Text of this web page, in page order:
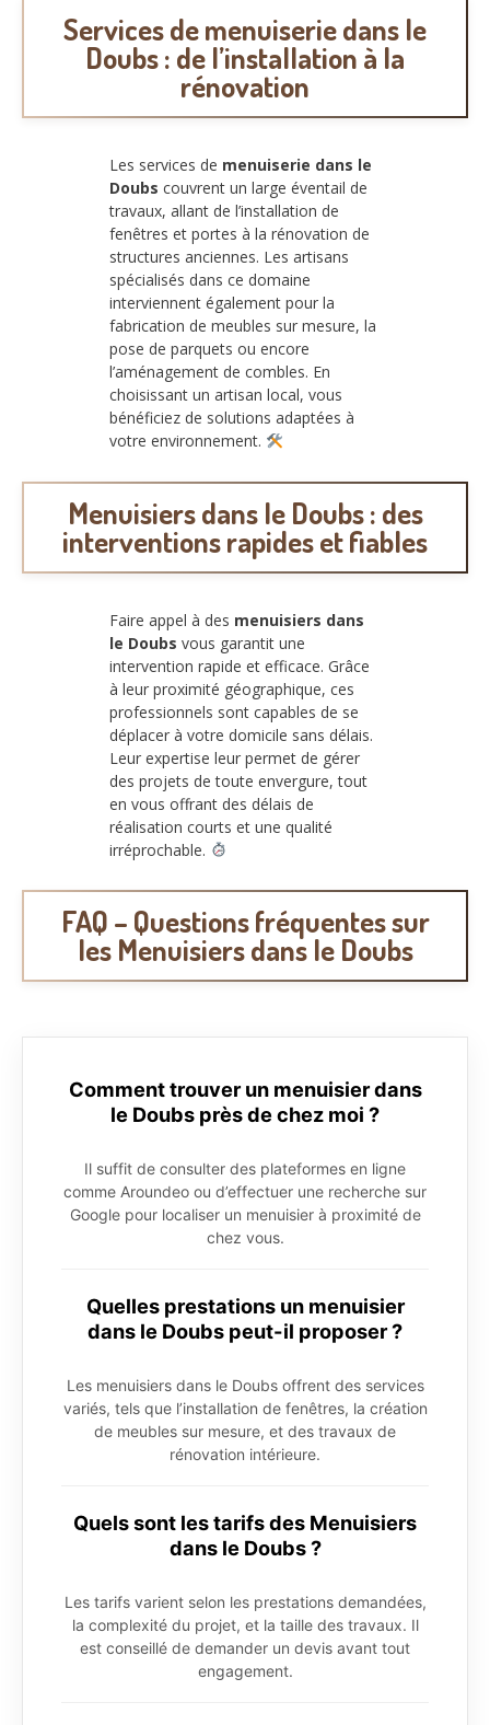
Services de menuiserie dans le
Doubs : de l’installation à la
rénovation
Les services de menuiserie dans le
Doubs couvrent un large éventail de
travaux, allant de l’installation de
fenêtres et portes à la rénovation de
structures anciennes. Les artisans
spécialisés dans ce domaine
interviennent également pour la
fabrication de meubles sur mesure, la
pose de parquets ou encore
l’aménagement de combles. En
choisissant un artisan local, vous
bénéficiez de solutions adaptées à
votre environnement.
Menuisiers dans le Doubs : des
interventions rapides et fiables
Faire appel à des menuisiers dans
le Doubs vous garantit une
intervention rapide et efficace. Grâce
à leur proximité géographique, ces
professionnels sont capables de se
déplacer à votre domicile sans délais.
Leur expertise leur permet de gérer
des projets de toute envergure, tout
en vous offrant des délais de
réalisation courts et une qualité
irréprochable.
FAQ – Questions fréquentes sur
les Menuisiers dans le Doubs
Comment trouver un menuisier dans
le Doubs près de chez moi ?
Il suffit de consulter des plateformes en ligne
comme Aroundeo ou d’effectuer une recherche sur
Google pour localiser un menuisier à proximité de
chez vous.
Quelles prestations un menuisier
dans le Doubs peut-il proposer ?
Les menuisiers dans le Doubs offrent des services
variés, tels que l’installation de fenêtres, la création
de meubles sur mesure, et des travaux de
rénovation intérieure.
Quels sont les tarifs des Menuisiers
dans le Doubs ?
Les tarifs varient selon les prestations demandées,
la complexité du projet, et la taille des travaux. Il
est conseillé de demander un devis avant tout
engagement.